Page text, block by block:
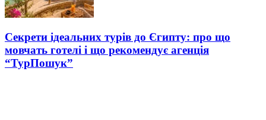
Секрети ідеальних турів до Єгипту: про що
мовчать готелі і що рекомендує агенція
“ТурПошук”